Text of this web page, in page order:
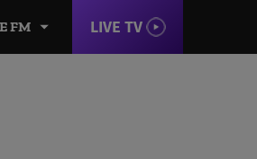
FM LIVE TV